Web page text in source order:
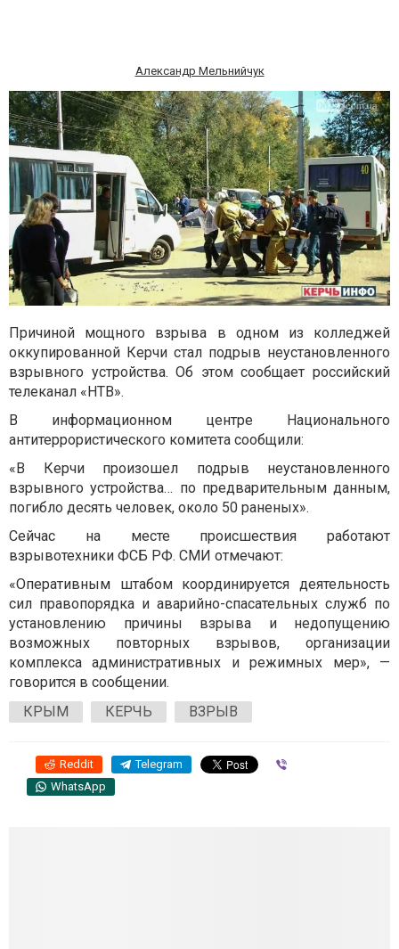
Александр Мельнийчук
Причиной мощного взрыва в одном из колледжей
оккупированной Керчи стал подрыв неустановленного
взрывного устройства. Об этом сообщает российский
телеканал «НТВ».
В информационном центре Национального
антитеррористического комитета сообщили:
«В Керчи произошел подрыв неустановленного
взрывного устройства… по предварительным данным,
погибло десять человек, около 50 раненых».
Сейчас на месте происшествия работают
взрывотехники ФСБ РФ. СМИ отмечают:
«Оперативным штабом координируется деятельность
сил правопорядка и аварийно-спасательных служб по
установлению причины взрыва и недопущению
возможных повторных взрывов, организации
комплекса административных и режимных мер», —
говорится в сообщении.
КРЫМ
КЕРЧЬ ВЗРЫВ
Reddit Telegram
WhatsApp